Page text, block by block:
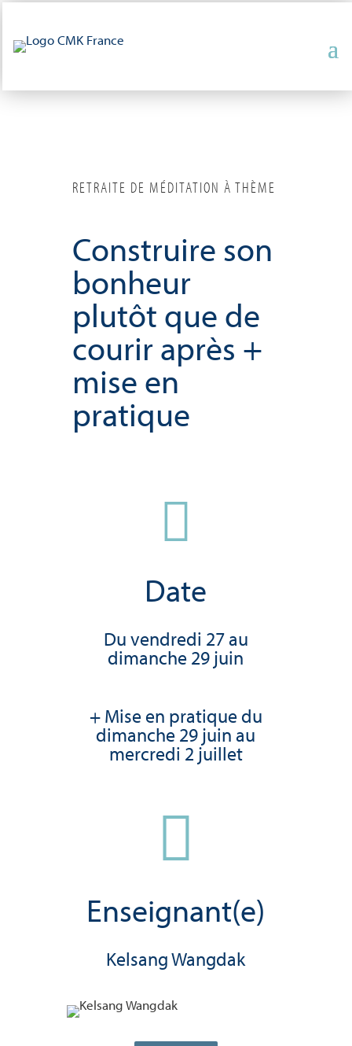
RETRAITE DE MÉDITATION À THÈME
Construire son
bonheur
plutôt que de
courir après +
mise en
pratique

Date
Du vendredi 27 au
dimanche 29 juin
+ Mise en pratique du
dimanche 29 juin au
mercredi 2 juillet

Enseignant(e)
Kelsang Wangdak